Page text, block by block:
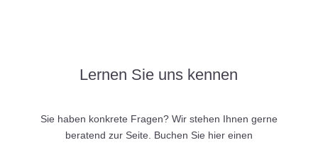
Lernen Sie uns kennen
Sie haben konkrete Fragen? Wir stehen Ihnen gerne
beratend zur Seite. Buchen Sie hier einen